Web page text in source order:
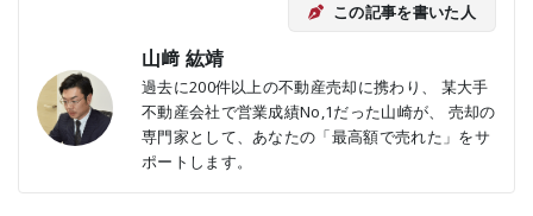
この記事を書いた人
山﨑 紘靖
過去に200件以上の不動産売却に携わり、 某大手
不動産会社で営業成績No,1だった山崎が、 売却の
専門家として、あなたの「最高額で売れた」をサ
ポートします。